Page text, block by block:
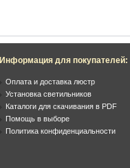
Информация для покупателей:
Оплата и доставка люстр
Установка светильников
Каталоги для скачивания в PDF
Помощь в выборе
Политика конфиденциальности